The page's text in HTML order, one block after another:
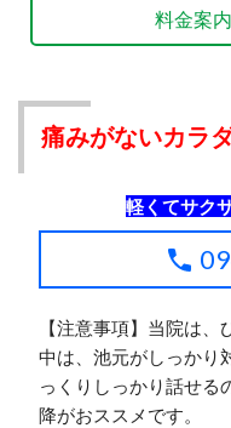
料金案
痛みがないカラ
軽くてサク
【注意事項】当院は
中は、池元がしっかり
っくりしっかり話せる
降がおススメです。